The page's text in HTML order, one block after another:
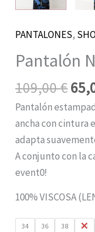
PANTALONES,
Pantalón
109,00€
Pantalón
ancha con cintura
adapta
A conjunto con la
event0!
100% VISCOSA
34 36 38 40